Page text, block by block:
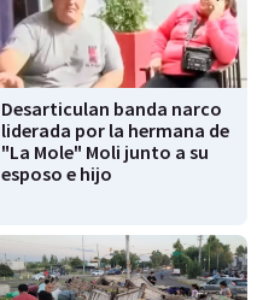
Desarticulan banda narco
liderada por la hermana de
"La Mole" Moli junto a su
esposo e hijo